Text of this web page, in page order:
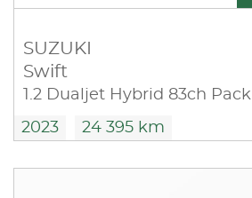
SUZUKI
Swift
1.2 Dualjet Hybrid 83ch Pack
2023 24 395 km